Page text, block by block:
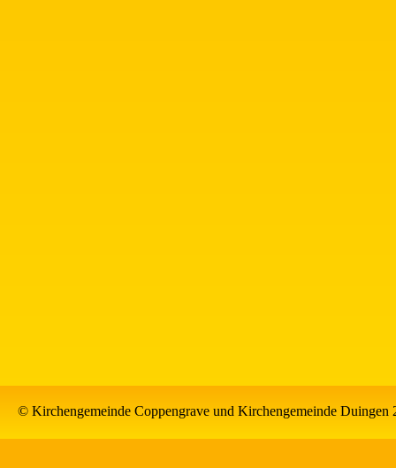
© Kirchengemeinde Coppengrave und Kirchengemeinde Duingen